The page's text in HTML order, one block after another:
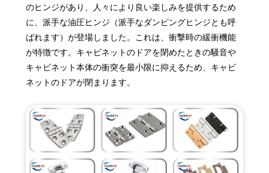
のヒンジがあり、人々により良い楽しみを提供するため
に、派手な油圧ヒンジ（派手なダンピングヒンジとも呼
ばれます）が登場しました。これは、衝撃時の緩衝機能
が特徴です。キャビネットのドアを閉めたときの騒音や
キャビネット本体の衝突を最小限に抑えるため、キャビ
ネットのドアが閉まります。